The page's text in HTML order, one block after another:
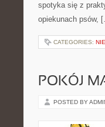
spotyka się z
opiekunach psów,
CATEGORIES:
POKÓJ
POSTED BY